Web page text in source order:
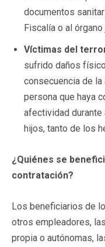
documentos
Fiscalía o al órgano
Víctimas del
sufrido daños
consecuencia de
persona que haya
afectividad
hijos, tanto de los
¿Quiénes se
contratación?
Los beneficiarios de
otros empleadores,
propia o autónomas,